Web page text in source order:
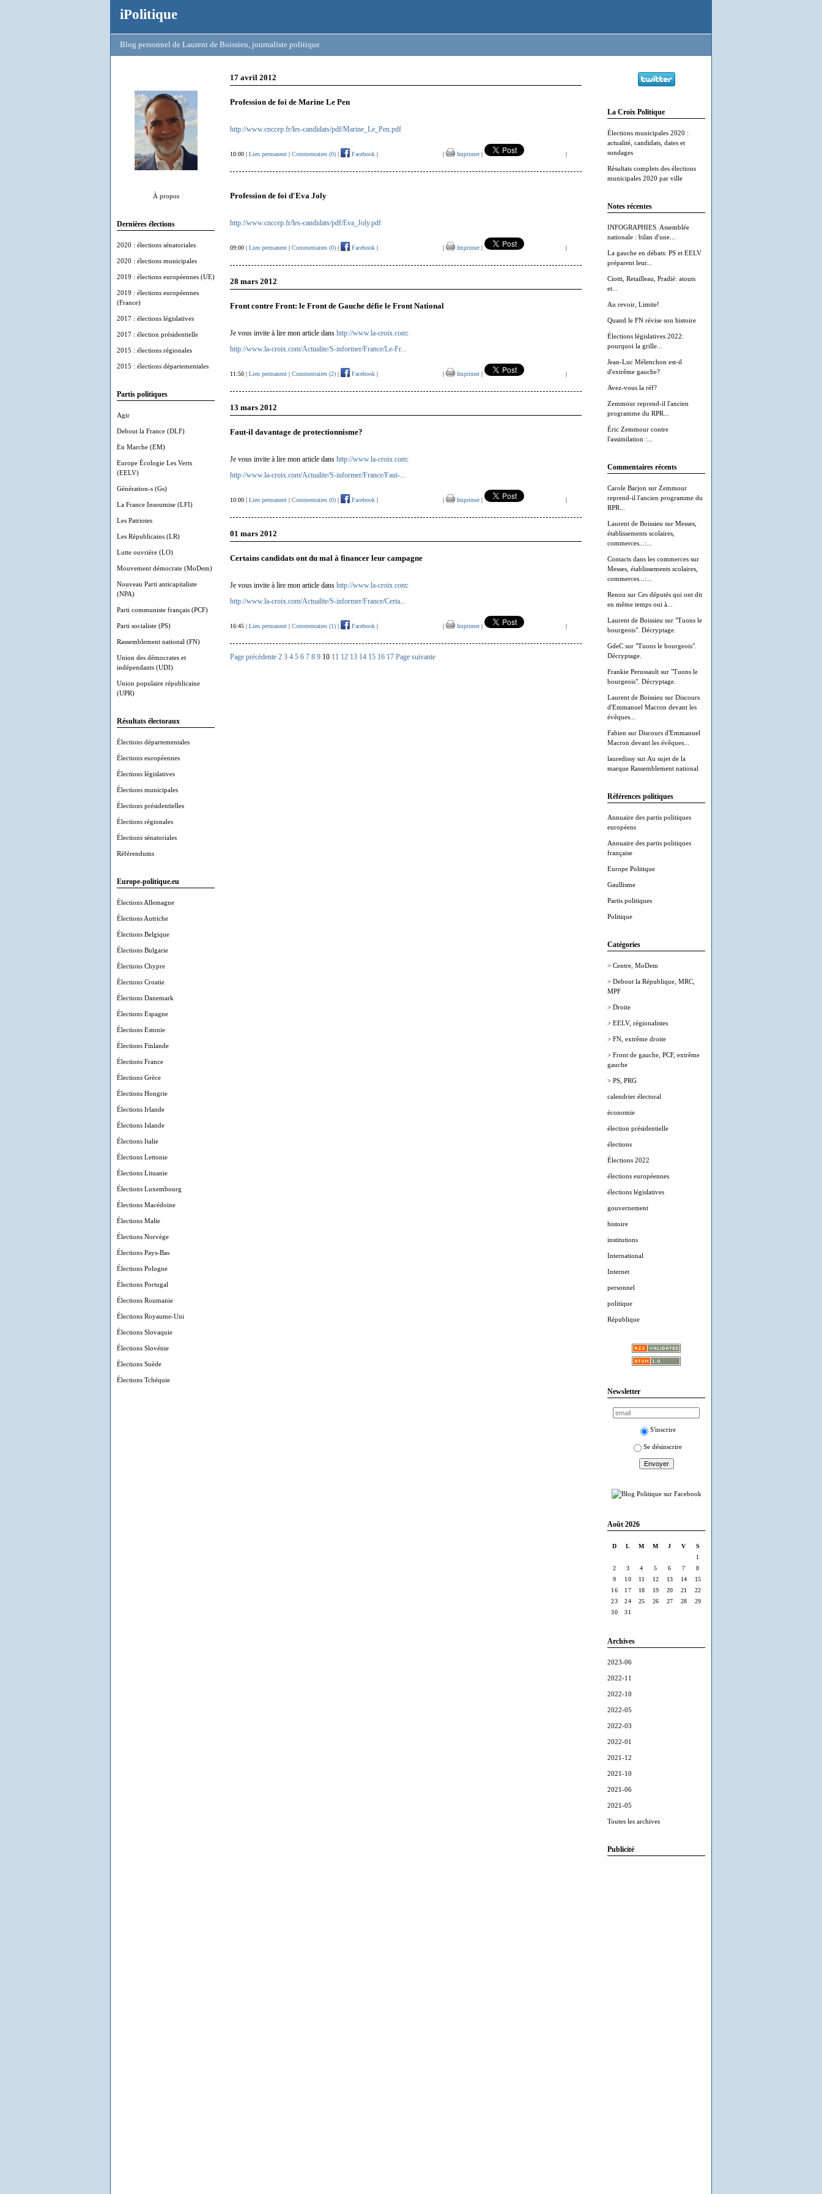
iPolitique
Blog personnel de Laurent de Boissieu, journaliste politique
À propos
Dernières élections
2020 : élections sénatoriales
2020 : élections municipales
2019 : élections européennes (UE)
2019 : élections européennes
(France)
2017 : élections législatives
2017 : élection présidentielle
2015 : élections régionales
2015 : élections départementales
Partis politiques
Agir
Debout la France (DLF)
En Marche (EM)
Europe Écologie Les Verts
(EELV)
Génération-s (Gs)
La France Insoumise (LFI)
Les Patriotes
Les Républicains (LR)
Lutte ouvrière (LO)
Mouvement démocrate (MoDem)
Nouveau Parti anticapitaliste
(NPA)
Parti communiste français (PCF)
Parti socialiste (PS)
Rassemblement national (FN)
Union des démocrates et
indépendants (UDI)
Union populaire républicaine
(UPR)
Résultats électoraux
Élections départementales
Élections européennes
Élections législatives
Élections municipales
Élections présidentielles
Élections régionales
Élections sénatoriales
Référendums
Europe-politique.eu
Élections Allemagne
Élections Autriche
Élections Belgique
Élections Bulgarie
Élections Chypre
Élections Croatie
Élections Danemark
Élections Espagne
Élections Estonie
Élections Finlande
Élections France
Élections Grèce
Élections Hongrie
Élections Irlande
Élections Islande
Élections Italie
Élections Lettonie
Élections Lituanie
Élections Luxembourg
Élections Macédoine
Élections Malte
Élections Norvège
Élections Pays-Bas
Élections Pologne
Élections Portugal
Élections Roumanie
Élections Royaume-Uni
Élections Slovaquie
Élections Slovénie
Élections Suède
Élections Tchéquie
La Croix Politique
Élections municipales 2020 :
actualité, candidats, dates et
sondages
Résultats complets des élections
municipales 2020 par ville
Notes récentes
INFOGRAPHIES. Assemblée
nationale : bilan d'une...
La gauche en débats: PS et EELV
préparent leur...
Ciotti, Retailleau, Pradié: atouts
et...
Au revoir, Limite!
Quand le FN révise son histoire
Élections législatives 2022:
pourquoi la grille...
Jean-Luc Mélenchon est-il
d'extrême gauche?
Avez-vous la réf?
Zemmour reprend-il l'ancien
programme du RPR...
Éric Zemmour contre
l'assimilation :...
Commentaires récents
Carole Barjon sur Zemmour
reprend-il l'ancien programme du
RPR...
Laurent de Boissieu sur Messes,
établissements scolaires,
commerces...:...
Contacts dans les commerces sur
Messes, établissements scolaires,
commerces...:...
Renou sur Ces députés qui ont dit
en même temps oui à...
Laurent de Boissieu sur "Tuons le
bourgeois". Décryptage.
GdeC sur "Tuons le bourgeois".
Décryptage.
Frankie Perussault sur "Tuons le
bourgeois". Décryptage.
Laurent de Boissieu sur Discours
d'Emmanuel Macron devant les
évêques...
Fabien sur Discours d'Emmanuel
Macron devant les évêques...
lauredissy sur Au sujet de la
marque Rassemblement national
Références politiques
Annuaire des partis politiques
européens
Annuaire des partis politiques
française
Europe Politique
Gaullisme
Partis politiques
Politique
Catégories
> Centre, MoDem
> Debout la République, MRC,
MPF
> Droite
> EELV, régionalistes
> FN, extrême droite
> Front de gauche, PCF, extrême
gauche
> PS, PRG
calendrier électoral
économie
élection présidentielle
élections
Élections 2022
élections européennes
élections législatives
gouvernement
histoire
institutions
International
Internet
personnel
politique
République
Newsletter
S'inscrire
Se désinscrire
Août 2026
D L M M J V
S
1
2
3 4 5 6 7
8
9
10 11 12 13 14
15
16
17 18 19 20 21
22
23
24 25 26 27 28
29
30
31
Archives
2023-06
2022-11
2022-10
2022-05
2022-03
2022-01
2021-12
2021-10
2021-06
2021-05
Toutes les archives
Publicité
17 avril 2012
Profession de foi de Marine Le Pen
http://www.cnccep.fr/les-candidats/pdf/Marine_Le_Pen.pdf
10:00 | Lien permanent | Commentaires (0) | Facebook | | Imprimer| |
Profession de foi d'Eva Joly
http://www.cnccep.fr/les-candidats/pdf/Eva_Joly.pdf
09:00 | Lien permanent | Commentaires (0) | Facebook | | Imprimer| |
28 mars 2012
Front contre Front: le Front de Gauche défie le Front National
Je vous invite à lire mon article dans http://www.la-croix.com:
http://www.la-croix.com/Actualite/S-informer/France/Le-Fr...
11:50 | Lien permanent | Commentaires (2) | Facebook | | Imprimer| |
13 mars 2012
Faut-il davantage de protectionnisme?
Je vous invite à lire mon article dans http://www.la-croix.com:
http://www.la-croix.com/Actualite/S-informer/France/Faut-...
10:00 | Lien permanent | Commentaires (0) | Facebook | | Imprimer| |
01 mars 2012
Certains candidats ont du mal à financer leur campagne
Je vous invite à lire mon article dans http://www.la-croix.com:
http://www.la-croix.com/Actualite/S-informer/France/Certa...
16:45 | Lien permanent | Commentaires (1) | Facebook | | Imprimer| |
Page précédente 2 3 4 5 6 7 8 9 10 11 12 13 14 15 16 17 Page suivante